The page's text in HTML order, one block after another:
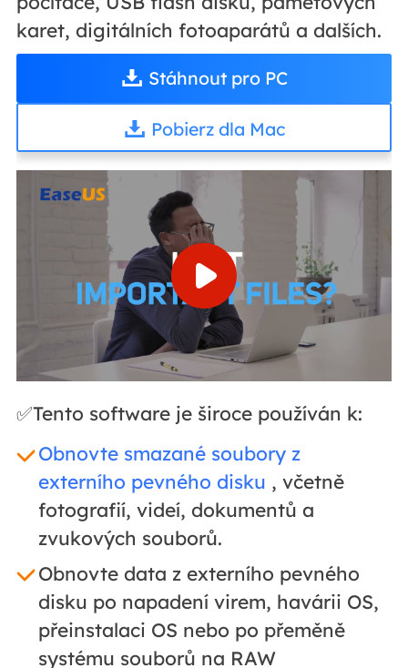
karet, digitálních fotoaparátů a dalších.
Stáhnout pro PC
Pobierz dla Mac
✅Tento software je široce používán k:
Obnovte smazané soubory z
externího pevného disku , včetně
fotografií, videí, dokumentů a
zvukových souborů.
Obnovte data z externího pevného
disku po napadení virem, havárii OS,
přeinstalaci OS nebo po přeměně
systému souborů na RAW